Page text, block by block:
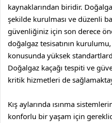
kaynaklarından biridir.
şekilde kurulması ve düzenli
güvenliğiniz için son derece
doğalgaz tesisatının kurulumu,
konusunda yüksek
Doğalgaz kaçağı tespiti ve
kritik hizmetleri de
Kış aylarında ısınma
konforlu bir yaşam için